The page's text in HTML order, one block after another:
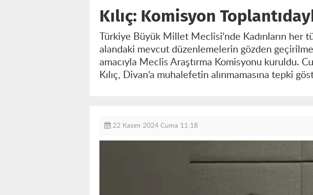
Kılıç: Komisyon
Türkiye Büyük Millet Meclisi’nde Kadınların her
alandaki mevcut düzenlemelerin gözden
amacıyla Meclis Araştırma Komisyonu kuruldu.
Kılıç, Divan’a muhalefetin alınmamasına tepki
22 Kasım 2024 Cuma 11:18